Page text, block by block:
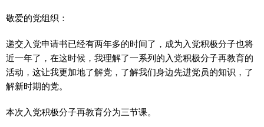
敬爱的党组织：
递交入党申请书已经有两年多的时间了，成为入党积极分子也将
近一年了，在这时候，我理解了一系列的入党积极分子再教育的
活动，这让我更加地了解党，了解我们身边先进党员的知识，了
解新时期的党。
本次入党积极分子再教育分为三节课。